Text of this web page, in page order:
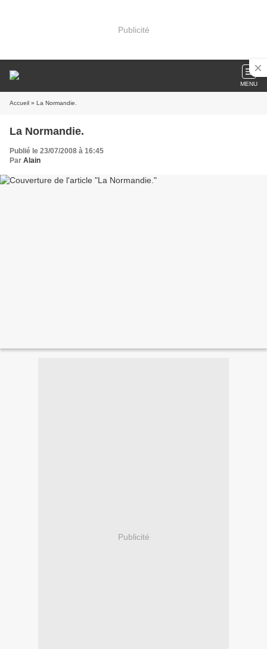
Publicité
MENU
Accueil » La Normandie.
La Normandie.
Publié le 23/07/2008 à 16:45
Par Alain
Publicité